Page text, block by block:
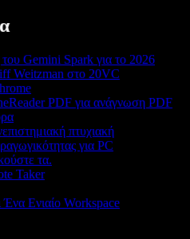
Gemini Spark για το 2026
Weitzman στο 20VC
PDF για ανάγνωση PDF
πτυχιακή
για PC
τα.
Taker
Ενιαίο Workspace